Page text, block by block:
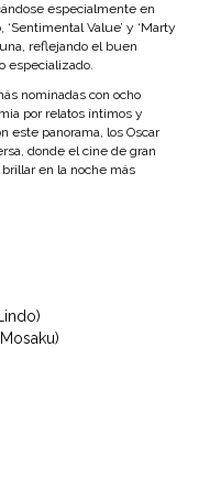
especialmente en
Value’ y ‘Marty
reflejando el buen
especializado.
nominadas con ocho
por relatos íntimos y
este panorama, los Oscar
donde el cine de gran
en la noche más